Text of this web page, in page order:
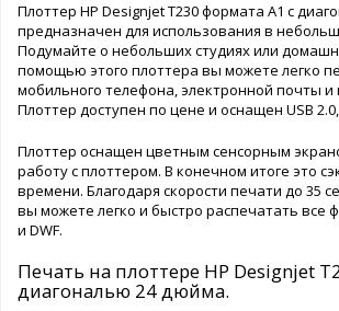
Плоттер HP Designjet T230 формата A1 с
предназначен для использования в
Подумайте о небольших студиях или
помощью этого плоттера вы можете легко
мобильного телефона, электронной почты
Плоттер доступен по цене и оснащен USB
Плоттер оснащен цветным сенсорным
работу с плоттером. В конечном итоге это
времени. Благодаря скорости печати до 35
вы можете легко и быстро распечатать все
и DWF.
Печать на плоттере HP Designjet
диагональю 24 дюйма.